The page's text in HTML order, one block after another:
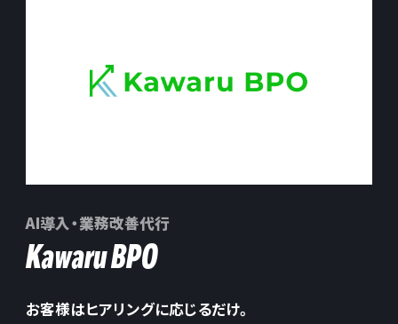
AI導入・業務改善代行
Kawaru BPO
お客様はヒアリングに応じるだけ。